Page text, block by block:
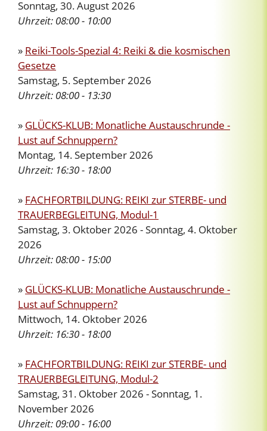
Sonntag, 30. August 2026
Uhrzeit: 08:00 - 10:00
» Reiki-Tools-Spezial 4: Reiki & die kosmischen
Gesetze
Samstag, 5. September 2026
Uhrzeit: 08:00 - 13:30
» GLÜCKS-KLUB: Monatliche Austauschrunde -
Lust auf Schnuppern?
Montag, 14. September 2026
Uhrzeit: 16:30 - 18:00
» FACHFORTBILDUNG: REIKI zur STERBE- und
TRAUERBEGLEITUNG, Modul-1
Samstag, 3. Oktober 2026 - Sonntag, 4. Oktober
2026
Uhrzeit: 08:00 - 15:00
» GLÜCKS-KLUB: Monatliche Austauschrunde -
Lust auf Schnuppern?
Mittwoch, 14. Oktober 2026
Uhrzeit: 16:30 - 18:00
» FACHFORTBILDUNG: REIKI zur STERBE- und
TRAUERBEGLEITUNG, Modul-2
Samstag, 31. Oktober 2026 - Sonntag, 1.
November 2026
Uhrzeit: 09:00 - 16:00